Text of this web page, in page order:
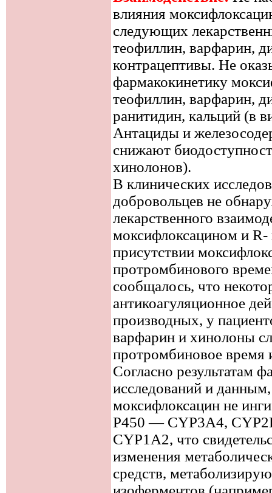
влияния
следующих
теофиллин, варфарин,
контрацептивы. Не
фармакокинетику
теофиллин, варфарин,
ранитидин, кальций (в
Антациды и
снижают
хинолонов).
В клинических
добровольцев не
лекарственного
моксифлоксацином и
присутствии
протромбинового
сообщалось, что
антикоагуляционное
производных, у
варфарин и хинолоны
протромбиновое время
Согласно результатам
исследований и
моксифлоксацин не
P450 — CYP3A4,
CYP1A2, что
изменения
средств,